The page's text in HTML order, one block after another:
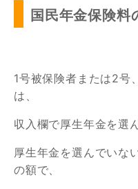
国民年金保険料
1号被保険者または2号
は、
収入欄で厚生年金を選
厚生年金を選んでいな
の額で、